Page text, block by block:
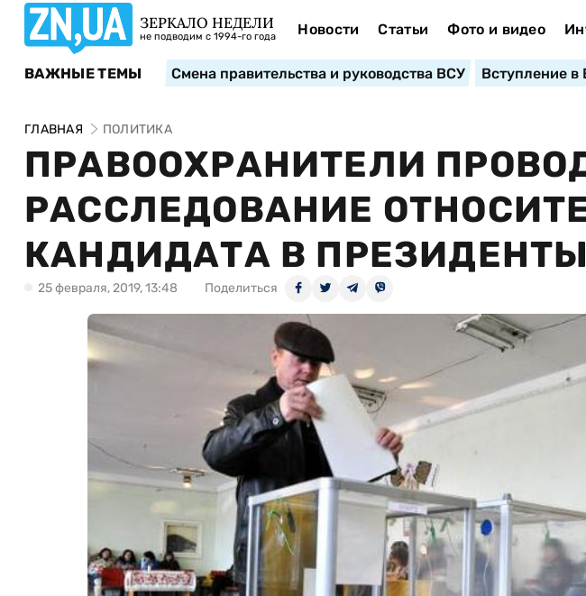
ЗЕРКАЛО НЕДЕЛИ
не подводим с 1994-го года Новости Статьи Фото и видео
ВАЖНЫЕ ТЕМЫ Смена правительства и руководства ВСУ Вступление в
ГЛАВНАЯ ПОЛИТИКА
ПРАВООХРАНИТЕЛИ
РАССЛЕДОВАНИЕ
КАНДИДАТА В
25 февраля, 2019, 13:48 Поделиться